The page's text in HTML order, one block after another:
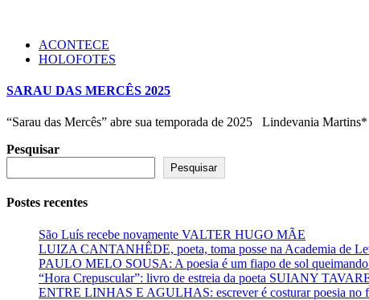
ACONTECE
HOLOFOTES
SARAU DAS MERCÊS 2025
“Sarau das Mercês” abre sua temporada de 2025 Lindevania
Pesquisar
Pesquisar
Postes recentes
São Luís recebe novamente VALTER HUGO MÃE
LUIZA CANTANHÊDE, poeta, toma posse na Academia de
PAULO MELO SOUSA: A poesia é um fiapo de sol
“Hora Crepuscular”: livro de estreia da poeta SUIANY
ENTRE LINHAS E AGULHAS: escrever é costurar poesia no